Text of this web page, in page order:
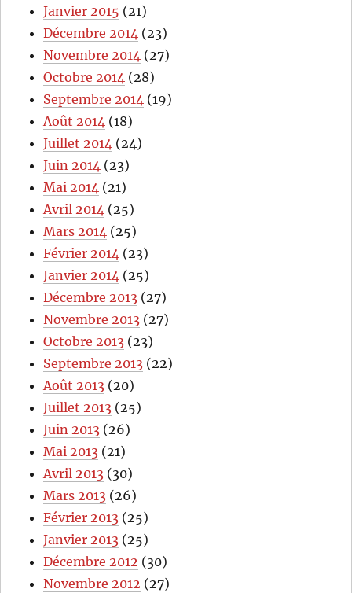
Janvier 2015 (21)
Décembre 2014 (23)
Novembre 2014 (27)
Octobre 2014 (28)
Septembre 2014 (19)
Août 2014 (18)
Juillet 2014 (24)
Juin 2014 (23)
Mai 2014 (21)
Avril 2014 (25)
Mars 2014 (25)
Février 2014 (23)
Janvier 2014 (25)
Décembre 2013 (27)
Novembre 2013 (27)
Octobre 2013 (23)
Septembre 2013 (22)
Août 2013 (20)
Juillet 2013 (25)
Juin 2013 (26)
Mai 2013 (21)
Avril 2013 (30)
Mars 2013 (26)
Février 2013 (25)
Janvier 2013 (25)
Décembre 2012 (30)
Novembre 2012 (27)